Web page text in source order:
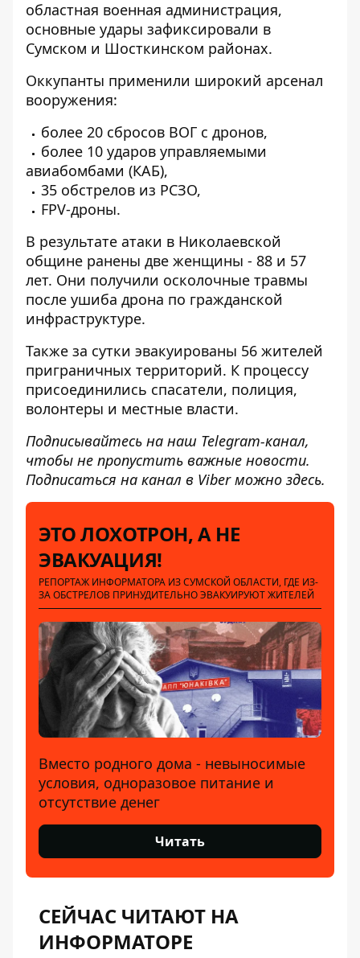
областная военная администрация,
основные удары зафиксировали в
Сумском и Шосткинском районах.
Оккупанты применили широкий арсенал
вооружения:
более 20 сбросов ВОГ с дронов,
более 10 ударов управляемыми
авиабомбами (КАБ),
35 обстрелов из РСЗО,
FPV-дроны.
В результате атаки в Николаевской
общине ранены две женщины - 88 и 57
лет. Они получили осколочные травмы
после ушиба дрона по гражданской
инфраструктуре.
Также за сутки эвакуированы 56 жителей
приграничных территорий. К процессу
присоединились спасатели, полиция,
волонтеры и местные власти.
Подписывайтесь на наш Telegram-канал,
чтобы не пропустить важные новости.
Подписаться на канал в Viber можно здесь.
ЭТО ЛОХОТРОН, А НЕ
ЭВАКУАЦИЯ!
РЕПОРТАЖ ИНФОРМАТОРА ИЗ СУМСКОЙ ОБЛАСТИ, ГДЕ ИЗ-
ЗА ОБСТРЕЛОВ ПРИНУДИТЕЛЬНО ЭВАКУИРУЮТ ЖИТЕЛЕЙ
Вместо родного дома - невыносимые
условия, одноразовое питание и
отсутствие денег
Читать
СЕЙЧАС ЧИТАЮТ НА
ИНФОРМАТОРЕ